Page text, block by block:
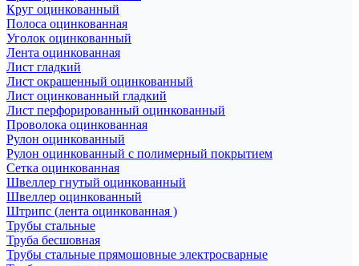
Круг оцинкованный
Полоса оцинкованная
Уголок оцинкованный
Лента оцинкованная
Лист гладкий
Лист окрашенный оцинкованный
Лист оцинкованный гладкий
Лист перфорированный оцинкованный
Проволока оцинкованная
Рулон оцинкованный
Рулон оцинкованный с полимерный покрытием
Сетка оцинкованная
Швеллер гнутый оцинкованный
Швеллер оцинкованный
Штрипс (лента оцинкованная )
Трубы стальные
Труба бесшовная
Трубы стальные прямошовные электросварные